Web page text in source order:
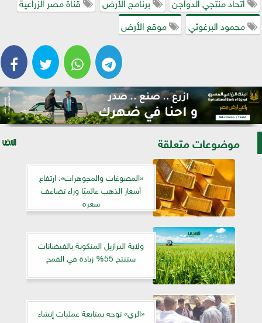
محمود البرغوثي
موقع الأرض
موضوعات متعلقة
«المصوغات والمجوهرات»: ارتفاع
أسعار الذهب عالميًا وراء تضاعف
سعره
ولاية البرازيل المنكوبة بالفيضانات
ستنتج 55% زيادة في القمح
«الري» توجه بمتابعة عمليات إنشاء